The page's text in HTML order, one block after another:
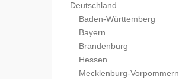
Deutschland
Baden-Württemberg
Bayern
Brandenburg
Hessen
Mecklenburg-Vorpommern